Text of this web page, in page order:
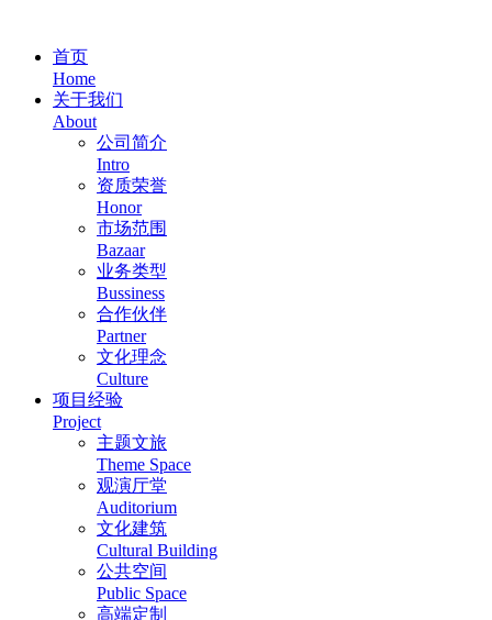
首页
Home
关于我们
About
公司简介
Intro
资质荣誉
Honor
市场范围
Bazaar
业务类型
Bussiness
合作伙伴
Partner
文化理念
Culture
项目经验
Project
主题文旅
Theme Space
观演厅堂
Auditorium
文化建筑
Cultural Building
公共空间
Public Space
高端定制